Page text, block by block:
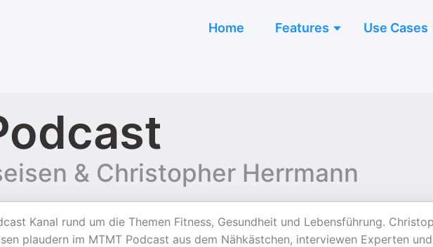
Home Features Use Cases
& Christopher Herrmann
Kanal rund um die Themen Fitness, Gesundheit und Lebensführung.
plaudern im MTMT Podcast aus dem Nähkästchen, interviewen Experten und